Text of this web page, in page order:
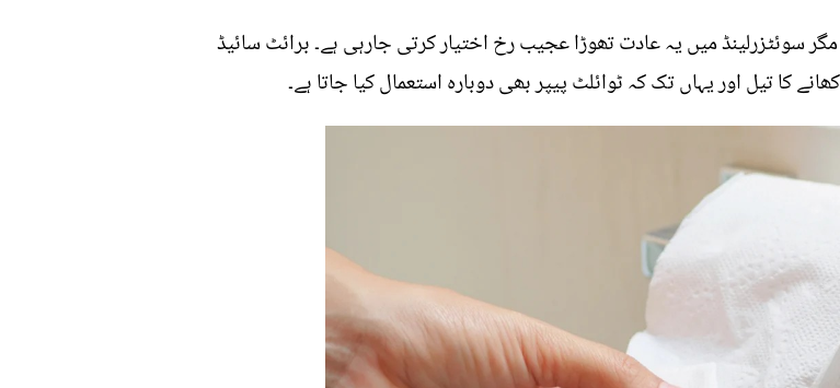
سوئٹزرلینڈ میں یہ عادت تھوڑا عجیب رخ اختیار کرتی جارہی ہے۔ برائٹ سائیڈ
کا تیل اور یہاں تک کہ ٹوائلٹ پیپر بھی دوبارہ استعمال کیا جاتا ہے۔